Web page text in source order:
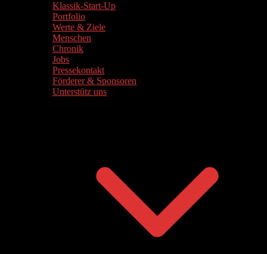
Klassik-Start-Up
Portfolio
Werte & Ziele
Menschen
Chronik
Jobs
Pressekontakt
Förderer & Sponsoren
Unterstütz uns